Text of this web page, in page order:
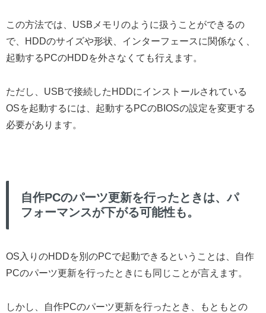
この方法では、USBメモリのように扱うことができるの
で、HDDのサイズや形状、インターフェースに関係なく、
起動するPCのHDDを外さなくても行えます。
ただし、USBで接続したHDDにインストールされている
OSを起動するには、起動するPCのBIOSの設定を変更する
必要があります。
自作PCのパーツ更新を行ったときは、パ
フォーマンスが下がる可能性も。
OS入りのHDDを別のPCで起動できるということは、自作
PCのパーツ更新を行ったときにも同じことが言えます。
しかし、自作PCのパーツ更新を行ったとき、もともとの